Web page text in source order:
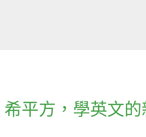
希平方 ， 學英文的